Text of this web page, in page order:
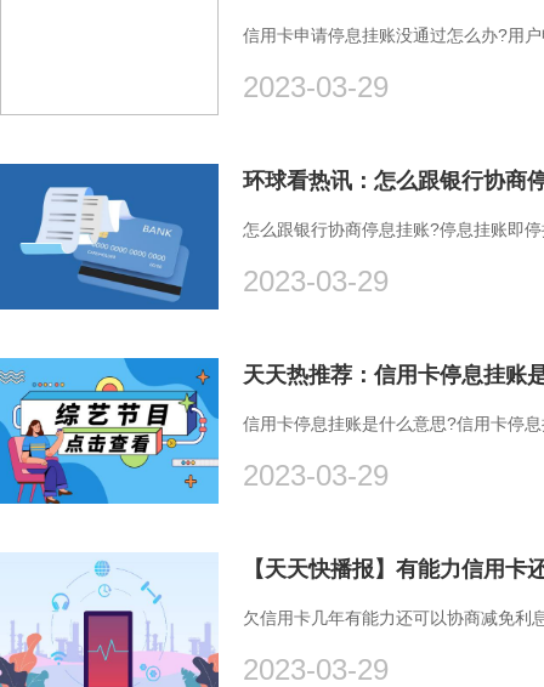
信用卡申请停息挂账没通过怎么办?用
2023-03-29
环球看热讯：怎么跟银行协商
怎么跟银行协商停息挂账?停息挂账即
2023-03-29
天天热推荐：信用卡停息挂账
信用卡停息挂账是什么意思?信用卡停
2023-03-29
欠信用卡几年有能力还可以协商减免利
2023-03-29